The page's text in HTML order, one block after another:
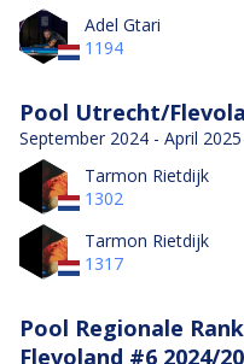
Adel Gtari
1194
Pool Utrecht/
September 2024 - April
Tarmon Rietdijk
1302
Tarmon Rietdijk
1317
Pool Regionale
Flevoland #6 2024/